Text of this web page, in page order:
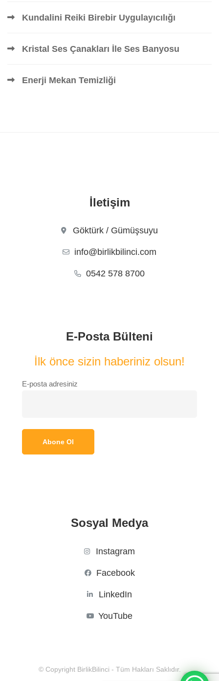
Kundalini Reiki Birebir Uygulayıcılığı
Kristal Ses Çanakları İle Ses Banyosu
Enerji Mekan Temizliği
İletişim
Göktürk / Gümüşsuyu
info@birlikbilinci.com
0542 578 8700
E-Posta Bülteni
İlk önce sizin haberiniz olsun!
E-posta adresiniz
Sosyal Medya
Instagram
Facebook
LinkedIn
YouTube
© Copyright BirlikBilinci - Tüm Hakları Saklıdır.